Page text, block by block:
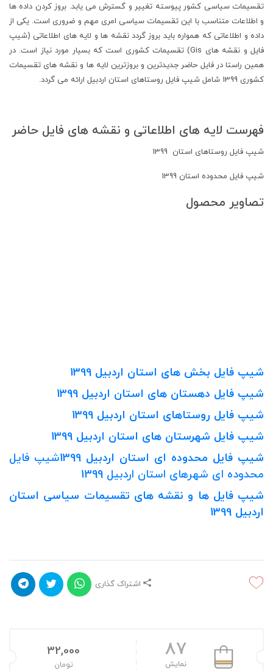
تقسیمات سیاسی کشور پیوسته تغییر و گسترش می یابد. بروز کردن داده ها
و اطلاعات متناسب با این تقسیمات سیاسی امری مهم و ضروری است. یکی از
داده و اطلاعاتی که همواره باید بروز گردد نقشه ها و لایه های اطلاعاتی (شیپ
فایل و نقشه های Gis) تقسیمات کشوری است که بسیار مورد نیاز است. در
همین راستا در فایل حاضر جدیدترین و بروزترین لایه ها و نقشه های تقسیمات
کشوری 1399 شامل شیپ فایل روستاهای استان اردبیل ارائه می گردد.
فهرست لایه های اطلاعاتی و نقشه های فایل حاضر
شیپ فایل روستاهای استان 1399
شیپ فایل محدوده استان 1399
تصاویر محصول
شیپ فایل بخش های استان اردبیل 1399
شیپ فایل دهستان های استان اردبیل 1399
شیپ فایل روستاهای استان اردبیل 1399
شیپ فایل شهرستان های استان اردبیل 1399
شیپ فایل محدوده ای استان اردبیل 1399
شیپ فایل
محدوده ای شهرهای استان اردبیل 1399
شیپ فایل ها و نقشه های تقسیمات سیاسی استان
اردبیل 1399
اشتراک گذاری
87
نمایش
32,000
تومان